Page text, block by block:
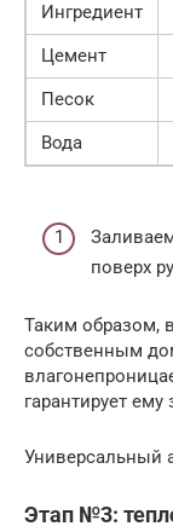
Ингредиент
Цемент
Песок
Вода
поверх
Таким образом,
собственным
гарантирует
Универсальный
Этап №3: